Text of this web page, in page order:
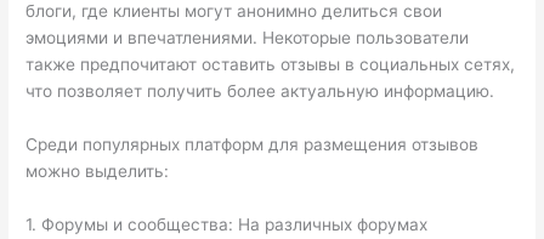
блоги, где клиенты могут анонимно делиться свои
эмоциями и впечатлениями. Некоторые пользователи
также предпочитают оставить отзывы в социальных сетях,
что позволяет получить более актуальную информацию.
Среди популярных платформ для размещения отзывов
можно выделить:
1. Форумы и сообщества: На различных форумах